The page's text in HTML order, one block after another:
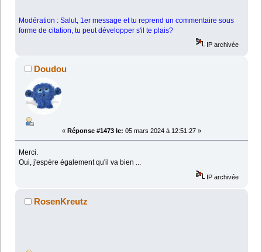
Modération : Salut, 1er message et tu reprend un commentaire sous
forme de citation, tu peut développer s'il te plais?
IP archivée
Doudou
« Réponse #1473 le: 05 mars 2024 à 12:51:27 »
Merci.
Oui, j'espère également qu'il va bien ...
IP archivée
RosenKreutz